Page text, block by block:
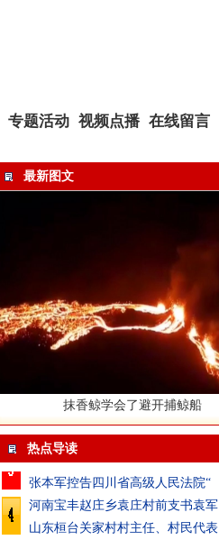
专题活动 视频点播 在线留言
最新图文
抹香鲸学会了避开捕鲸船
热点导读
张本军控告四川省高级人民法院“
河南宝丰赵庄乡袁庄村前支书袁军
山东桓台关家村村主任、村民代表